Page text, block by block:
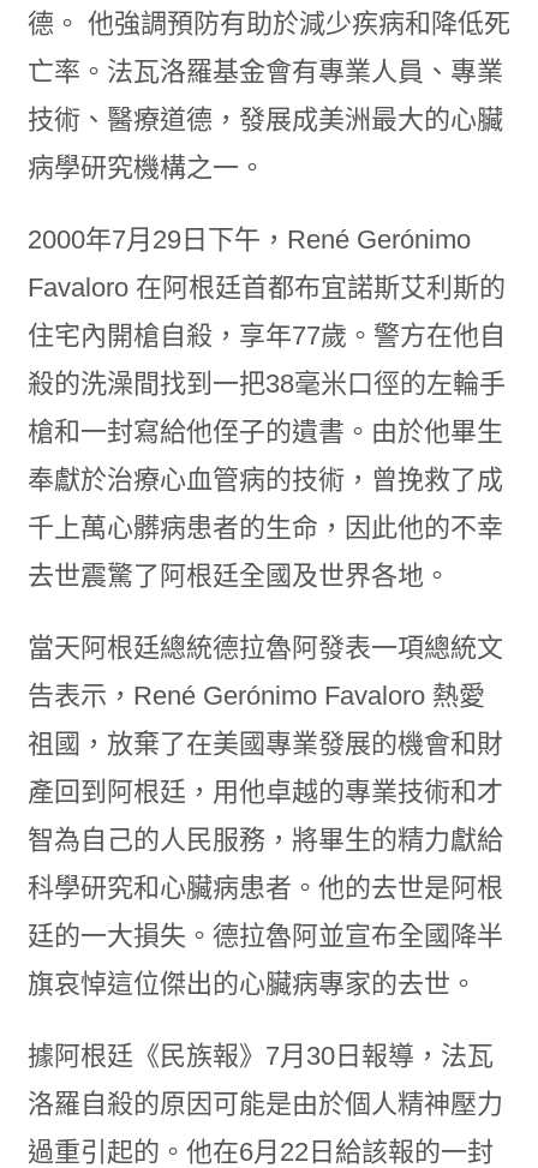
德。 他強調預防有助於減少疾病和降低死
亡率。法瓦洛羅基金會有專業人員、專業
技術、醫療道德，發展成美洲最大的心臟
病學研究機構之一。
2000年7月29日下午，René Gerónimo
Favaloro 在阿根廷首都布宜諾斯艾利斯的
住宅內開槍自殺，享年77歲。警方在他自
殺的洗澡間找到一把38毫米口徑的左輪手
槍和一封寫給他侄子的遺書。由於他畢生
奉獻於治療心血管病的技術，曾挽救了成
千上萬心髒病患者的生命，因此他的不幸
去世震驚了阿根廷全國及世界各地。
當天阿根廷總統德拉魯阿發表一項總統文
告表示，René Gerónimo Favaloro 熱愛
祖國，放棄了在美國專業發展的機會和財
產回到阿根廷，用他卓越的專業技術和才
智為自己的人民服務，將畢生的精力獻給
科學研究和心臟病患者。他的去世是阿根
廷的一大損失。德拉魯阿並宣布全國降半
旗哀悼這位傑出的心臟病專家的去世。
據阿根廷《民族報》7月30日報導，法瓦
洛羅自殺的原因可能是由於個人精神壓力
過重引起的。他在6月22日給該報的一封